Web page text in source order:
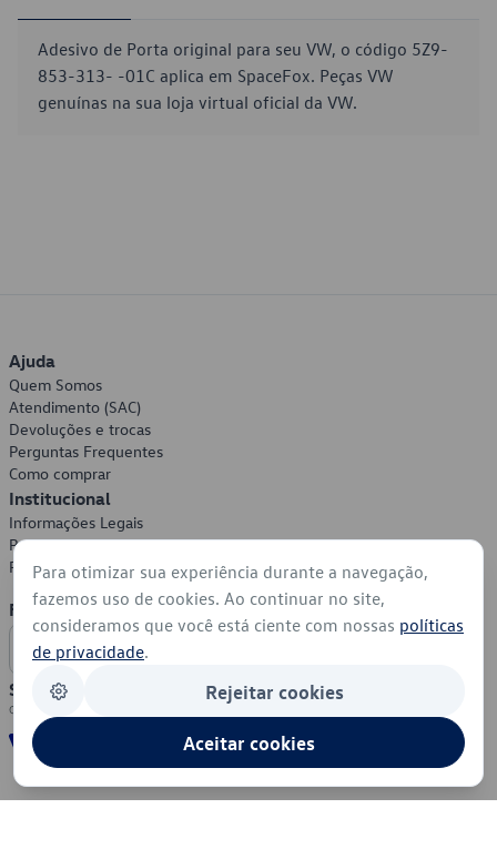
Adesivo de Porta original para seu VW, o código 5Z9-
853-313- -01C aplica em SpaceFox. Peças VW
genuínas na sua loja virtual oficial da VW.
Ajuda
Quem Somos
Atendimento (SAC)
Devoluções e trocas
Perguntas Frequentes
Como comprar
Institucional
Informações Legais
Política de Privacidade
Política de Cookies
Formas de Pagamento
Segurança
Para otimizar sua experiência durante a navegação,
fazemos uso de cookies. Ao continuar no site,
consideramos que você está ciente com nossas políticas
de privacidade.
Rejeitar cookies
Aceitar cookies